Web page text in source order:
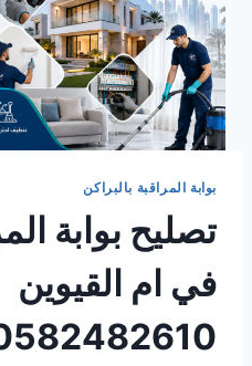
بوابة المراقبة بالبراكن
تصليح بوابة
في ام القيوين